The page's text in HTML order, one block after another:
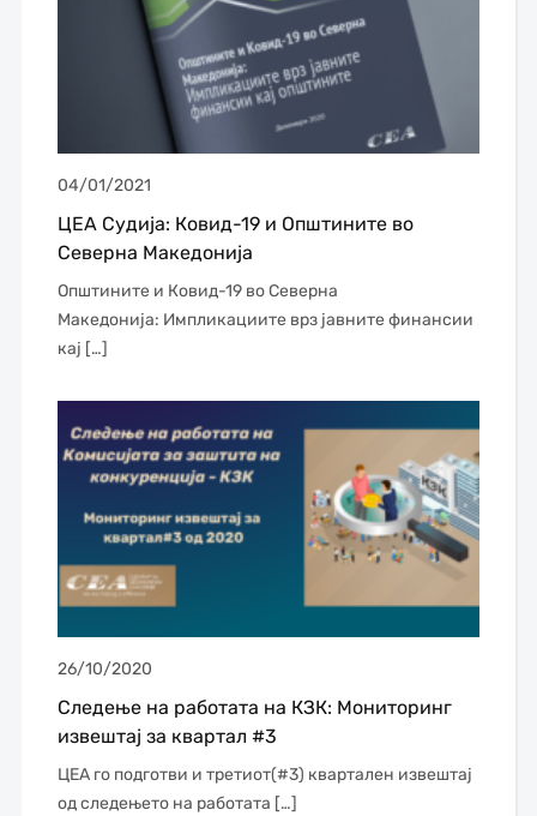
04/01/2021
ЦЕА Судија: Ковид-19 и Општините во
Северна Македонија
Општините и Ковид-19 во Северна
Македонија: Импликациите врз јавните финансии
кај […]
26/10/2020
Следење на работата на КЗК: Мониторинг
извештај за квартал #3
ЦЕА го подготви и третиот(#3) квартален извештај
од следењето на работата […]